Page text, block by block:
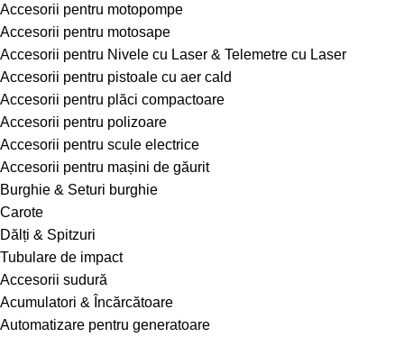
Accesorii pentru motopompe
Accesorii pentru motosape
Accesorii pentru Nivele cu Laser & Telemetre cu Laser
Accesorii pentru pistoale cu aer cald
Accesorii pentru plăci compactoare
Accesorii pentru polizoare
Accesorii pentru scule electrice
Accesorii pentru mașini de găurit
Burghie & Seturi burghie
Carote
Dălți & Spitzuri
Tubulare de impact
Accesorii sudură
Acumulatori & Încărcătoare
Automatizare pentru generatoare